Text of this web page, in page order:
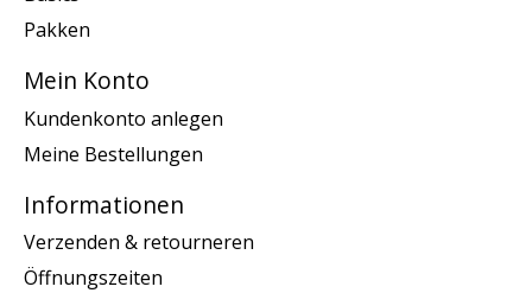
Pakken
Mein Konto
Kundenkonto anlegen
Meine Bestellungen
Informationen
Verzenden & retourneren
Öffnungszeiten